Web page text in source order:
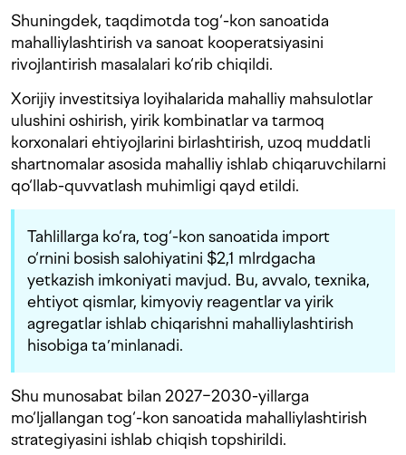
Shuningdek, taqdimotda tog‘-kon sanoatida
mahalliylashtirish va sanoat kooperatsiyasini
rivojlantirish masalalari ko‘rib chiqildi.
Xorijiy investitsiya loyihalarida mahalliy mahsulotlar
ulushini oshirish, yirik kombinatlar va tarmoq
korxonalari ehtiyojlarini birlashtirish, uzoq muddatli
shartnomalar asosida mahalliy ishlab chiqaruvchilarni
qo‘llab-quvvatlash muhimligi qayd etildi.
Tahlillarga ko‘ra, tog‘-kon sanoatida import
o‘rnini bosish salohiyatini $2,1 mlrdgacha
yetkazish imkoniyati mavjud. Bu, avvalo, texnika,
ehtiyot qismlar, kimyoviy reagentlar va yirik
agregatlar ishlab chiqarishni mahalliylashtirish
hisobiga taʼminlanadi.
Shu munosabat bilan 2027−2030-yillarga
mo‘ljallangan tog‘-kon sanoatida mahalliylashtirish
strategiyasini ishlab chiqish topshirildi.